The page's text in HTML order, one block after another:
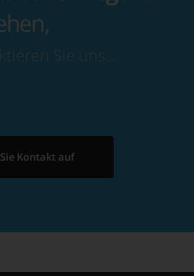
Sie uns…
Kontakt auf